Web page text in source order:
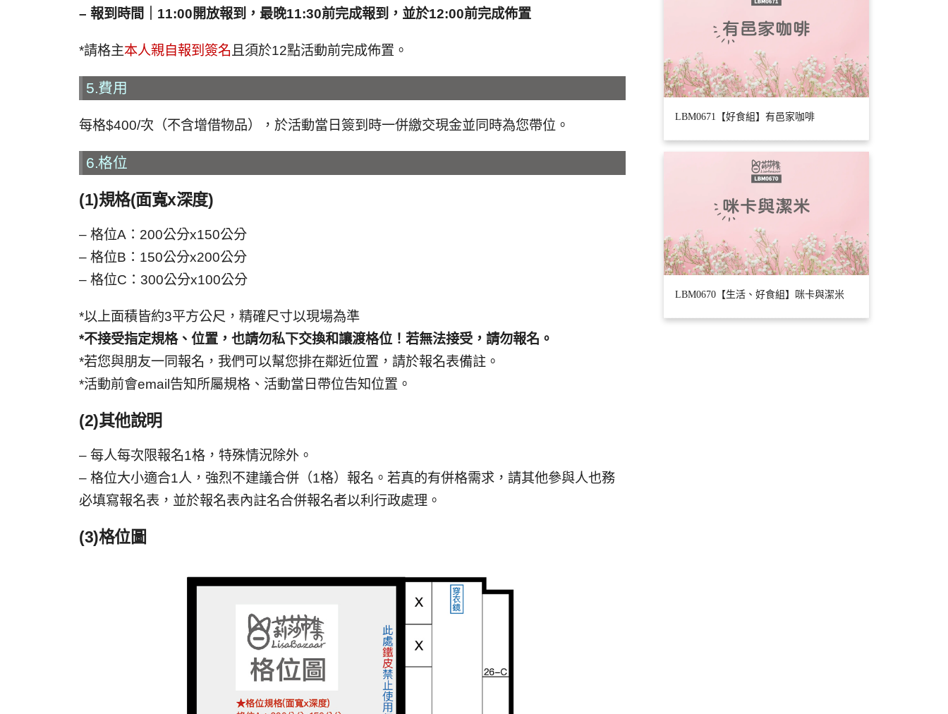
– 報到時間｜11:00開放報到，最晚11:30前完成報到，並於12:00前完成佈置
*請格主本人親自報到簽名 且須於12點活動前完成佈置。
5.費用
每格$400/次（不含增借物品），於活動當日簽到時一併繳交現金並同時為您帶位。
6.格位
(1)規格(面寬x深度)
– 格位A：200公分x150公分
– 格位B：150公分x200公分
– 格位C：300公分x100公分
*以上面積皆約3平方公尺，精確尺寸以現場為準
*不接受指定規格、位置，也請勿私下交換和讓渡格位！若無法接受，請勿報名。
*若您與朋友一同報名，我們可以幫您排在鄰近位置，請於報名表備註。
*活動前會email告知所屬規格、活動當日帶位告知位置。
(2)其他說明
– 每人每次限報名1格，特殊情況除外。
– 格位大小適合1人，強烈不建議合併（1格）報名。若真的有併格需求，請其他參與人也務
必填寫報名表，並於報名表內註名合併報名者以利行政處理。
(3)格位圖
LBM0671【好食組】有邑家咖啡
LBM0670【生活、好食組】咪卡與潔米